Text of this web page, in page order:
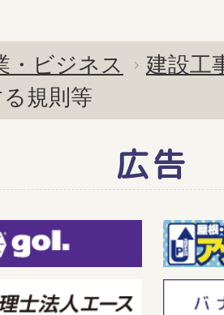
・ビジネス
建設工
規則等
広告